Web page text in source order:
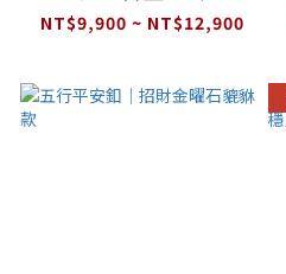
NT$9,900 ~ NT$12,900